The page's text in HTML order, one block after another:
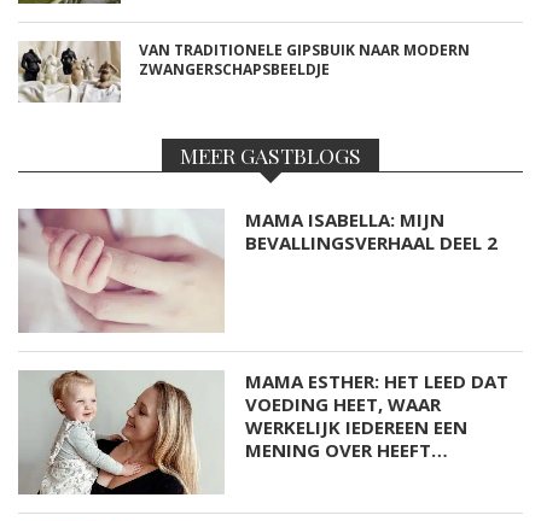
VAN TRADITIONELE GIPSBUIK NAAR MODERN
ZWANGERSCHAPSBEELDJE
MEER GASTBLOGS
MAMA ISABELLA: MIJN
BEVALLINGSVERHAAL DEEL 2
MAMA ESTHER: HET LEED DAT
VOEDING HEET, WAAR
WERKELIJK IEDEREEN EEN
MENING OVER HEEFT…